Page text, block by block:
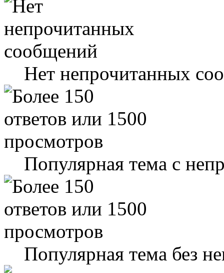
Нет непрочитанных
Популярная тема с
Популярная тема без